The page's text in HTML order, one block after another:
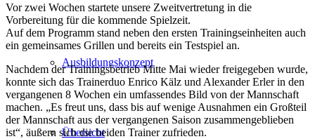
Ausbildungskonzept
Übersicht
Vor zwei Wochen startete unsere Zweitvertretung in die
Vorbereitung für die kommende Spielzeit.
Auf dem Programm stand neben den ersten Trainingseinheiten auch
ein gemeinsames Grillen und bereits ein Testspiel an.
Nachdem der Trainingsbetrieb Mitte Mai wieder freigegeben wurde,
konnte sich das Trainerduo Enrico Kälz und Alexander Erler in den
vergangenen 8 Wochen ein umfassendes Bild von der Mannschaft
machen. „Es freut uns, dass bis auf wenige Ausnahmen ein Großteil
der Mannschaft aus der vergangenen Saison zusammengeblieben
ist“, äußern sich die beiden Trainer zufrieden.